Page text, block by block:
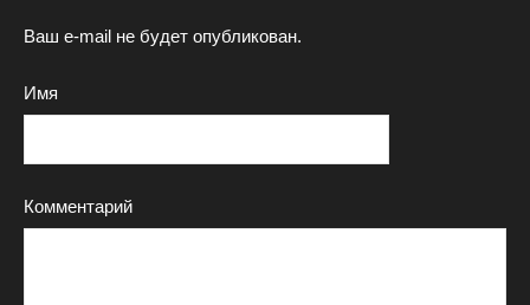
Ваш e-mail не будет опубликован.
Имя
Комментарий